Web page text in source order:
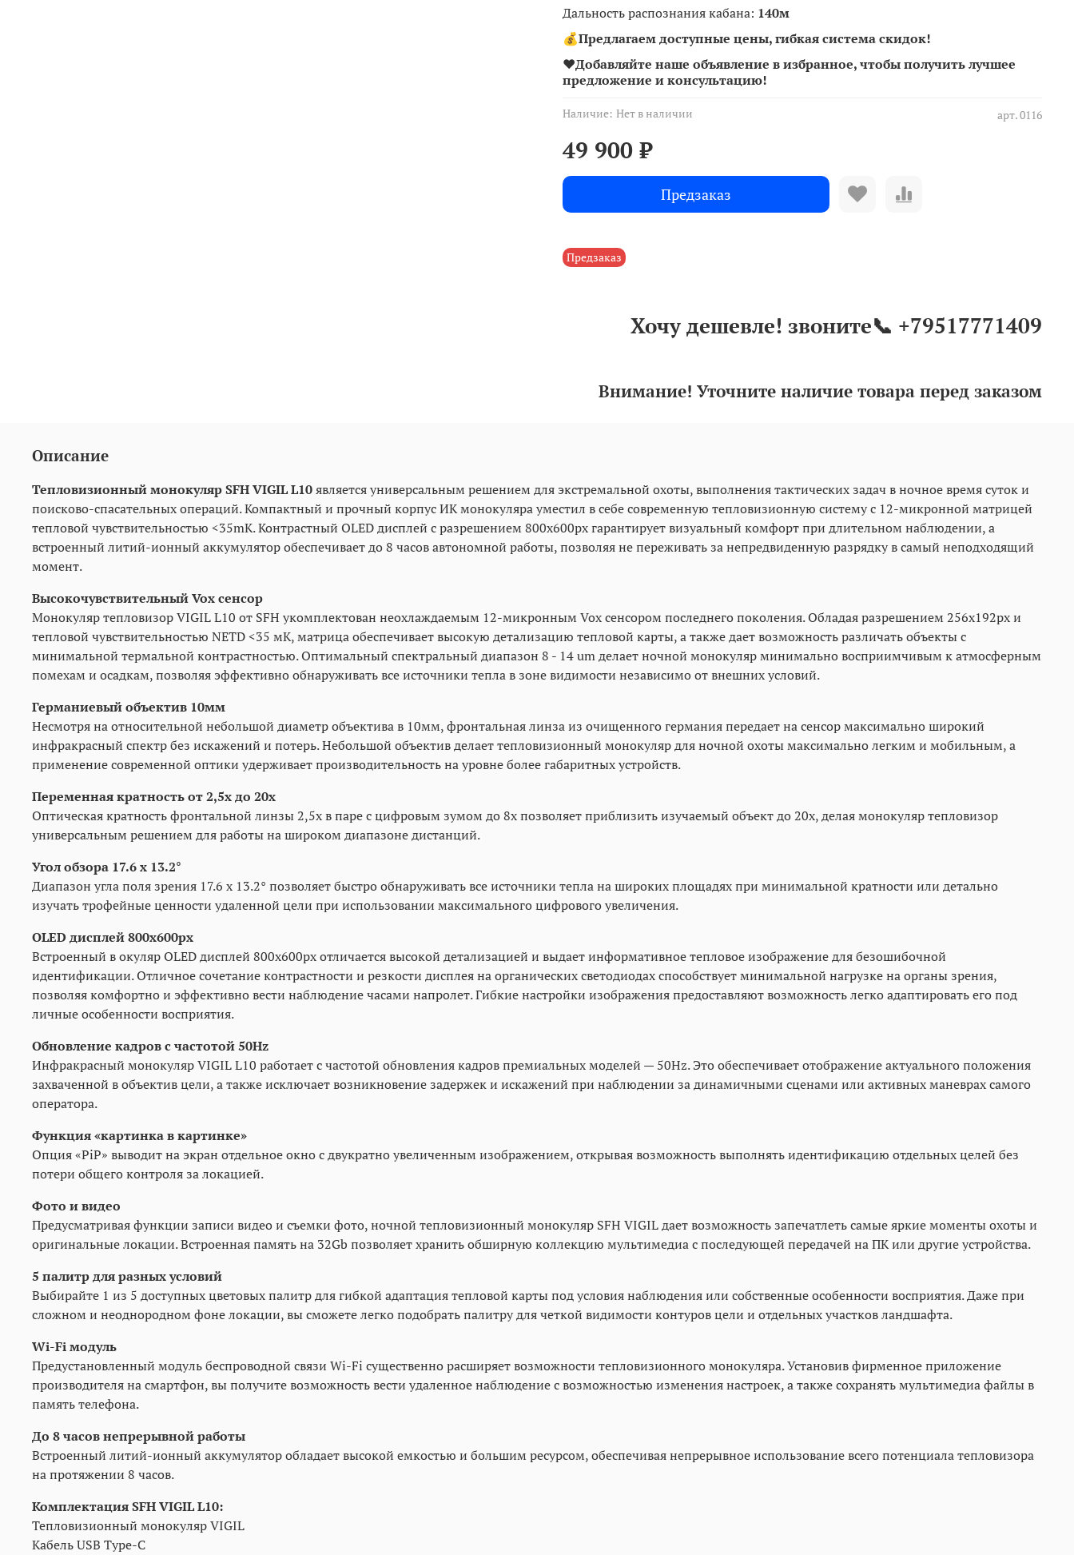
арт.0116
Наличие: Нет в наличии
Предзаказ
49 900 ₽
Предзаказ
Дальность распознания кабана: 140м
💰Предлагаем доступные цены, гибкая система скидок!
❤Добавляйте наше объявление в избранное, чтобы получить лучшее
предложение и консультацию!
Хочу дешевле! звоните📞 +79517771409
Внимание! Уточните наличие товара перед заказом
Описание
Тепловизионный монокуляр SFH VIGIL L10является универсальным решением для экстремальной охоты, выполнения тактических задач в ночное время суток и
поисково-спасательных операций. Компактный и прочный корпус ИК монокуляра уместил в себе современную тепловизионную систему с 12-микронной матрицей
тепловой чувствительностью <35mK. Контрастный OLED дисплей с разрешением 800x600px гарантирует визуальный комфорт при длительном наблюдении, а
встроенный литий-ионный аккумулятор обеспечивает до 8 часов автономной работы, позволяя не переживать за непредвиденную разрядку в самый неподходящий
момент.
Высокочувствительный Vox сенсор
Монокуляр тепловизор VIGIL L10 от SFH укомплектован неохлаждаемым 12-микронным Vox сенсором последнего поколения. Обладая разрешением 256x192px и
тепловой чувствительностью NETD <35 мК, матрица обеспечивает высокую детализацию тепловой карты, а также дает возможность различать объекты с
минимальной термальной контрастностью. Оптимальный спектральный диапазон 8 - 14 um делает ночной монокуляр минимально восприимчивым к атмосферным
помехам и осадкам, позволяя эффективно обнаруживать все источники тепла в зоне видимости независимо от внешних условий.
Германиевый объектив 10мм
Несмотря на относительной небольшой диаметр объектива в 10мм, фронтальная линза из очищенного германия передает на сенсор максимально широкий
инфракрасный спектр без искажений и потерь. Небольшой объектив делает тепловизионный монокуляр для ночной охоты максимально легким и мобильным, а
применение современной оптики удерживает производительность на уровне более габаритных устройств.
Переменная кратность от 2,5х до 20х
Оптическая кратность фронтальной линзы 2,5х в паре с цифровым зумом до 8х позволяет приблизить изучаемый объект до 20х, делая монокуляр тепловизор
универсальным решением для работы на широком диапазоне дистанций.
Угол обзора 17.6 x 13.2°
Диапазон угла поля зрения 17.6 x 13.2° позволяет быстро обнаруживать все источники тепла на широких площадях при минимальной кратности или детально
изучать трофейные ценности удаленной цели при использовании максимального цифрового увеличения.
OLED дисплей 800x600px
Встроенный в окуляр OLED дисплей 800x600px отличается высокой детализацией и выдает информативное тепловое изображение для безошибочной
идентификации. Отличное сочетание контрастности и резкости дисплея на органических светодиодах способствует минимальной нагрузке на органы зрения,
позволяя комфортно и эффективно вести наблюдение часами напролет. Гибкие настройки изображения предоставляют возможность легко адаптировать его под
личные особенности восприятия.
Обновление кадров с частотой 50Hz
Инфракрасный монокуляр VIGIL L10 работает с частотой обновления кадров премиальных моделей — 50Hz. Это обеспечивает отображение актуального положения
захваченной в объектив цели, а также исключает возникновение задержек и искажений при наблюдении за динамичными сценами или активных маневрах самого
оператора.
Функция «картинка в картинке»
Опция «PiP» выводит на экран отдельное окно с двукратно увеличенным изображением, открывая возможность выполнять идентификацию отдельных целей без
потери общего контроля за локацией.
Фото и видео
Предусматривая функции записи видео и съемки фото, ночной тепловизионный монокуляр SFH VIGIL дает возможность запечатлеть самые яркие моменты охоты и
оригинальные локации. Встроенная память на 32Gb позволяет хранить обширную коллекцию мультимедиа с последующей передачей на ПК или другие устройства.
5 палитр для разных условий
Выбирайте 1 из 5 доступных цветовых палитр для гибкой адаптация тепловой карты под условия наблюдения или собственные особенности восприятия. Даже при
сложном и неоднородном фоне локации, вы сможете легко подобрать палитру для четкой видимости контуров цели и отдельных участков ландшафта.
Wi-Fi модуль
Предустановленный модуль беспроводной связи Wi-Fi существенно расширяет возможности тепловизионного монокуляра. Установив фирменное приложение
производителя на смартфон, вы получите возможность вести удаленное наблюдение с возможностью изменения настроек, а также сохранять мультимедиа файлы в
память телефона.
До 8 часов непрерывной работы
Встроенный литий-ионный аккумулятор обладает высокой емкостью и большим ресурсом, обеспечивая непрерывное использование всего потенциала тепловизора
на протяжении 8 часов.
Комплектация SFH VIGIL L10:
Тепловизионный монокуляр VIGIL
Кабель USB Type-C